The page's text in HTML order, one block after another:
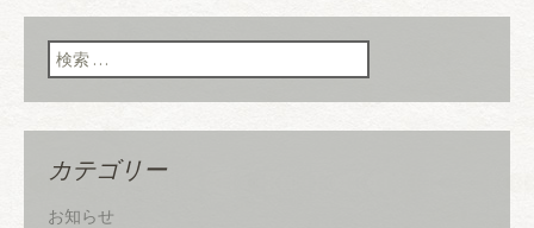
ン
検索:
カテゴリー
お知らせ